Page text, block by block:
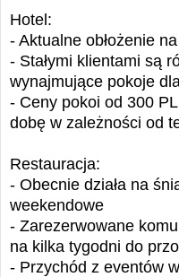
Hotel:
- Aktualne obłożenie
- Stałymi klientami są
wynajmujące pokoje
- Ceny pokoi od 300
dobę w zależności od
Restauracja:
- Obecnie działa na
weekendowe
- Zarezerwowane
na kilka tygodni do
- Przychód z eventów